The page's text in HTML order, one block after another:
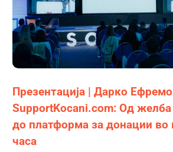
Презентација | Дарко
SupportKocani.com: Од желба
до платформа за донации во
часа